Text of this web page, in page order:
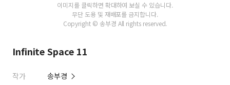
이미지를 클릭하면 확대하여 보실 수 있습니다.
무단 도용 및 재배포를 금지합니다.
Copyright © 송부경 All rights reserved.
Infinite Space 11
작가
송부경